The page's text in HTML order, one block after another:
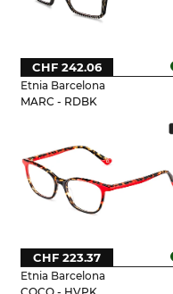
Etnia Barcelona
MARC - RDBK
CHF 242.06
Etnia Barcelona
CHF 223.37